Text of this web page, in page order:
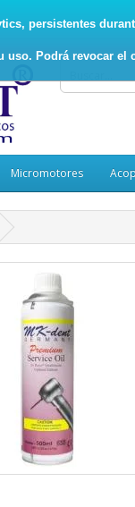
persistentes
Podrá revocar
Micromotores